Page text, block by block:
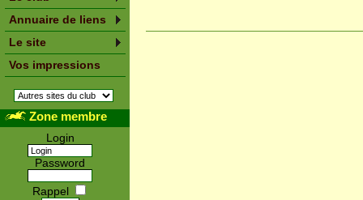
Annuaire de liens
Le site
Vos impressions
Zone membre
Login
Password
Rappel